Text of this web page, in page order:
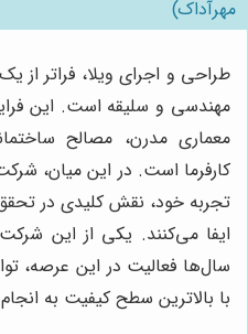
مهرآداک)
طراحی و اجرای ویلا، فراتر از
مهندسی و سلیقه است. این
معماری مدرن، مصالح
کارفرما است. در این میان،
تجربه خود، نقش کلیدی در
ایفا می‌کنند. یکی از این
سال‌ها فعالیت در این عرصه،
با بالاترین سطح کیفیت به